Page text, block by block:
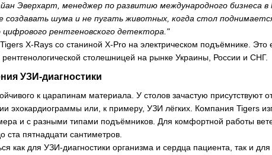
Эверхарт, менеджер по развитию международного бизнеса
шума и не пугать животных, когда стол
рентгеновского детектора."
X-Rays со станиной X-Pro на электрическом подъёмнике.
столешницей на рынке Украины, России и СНГ.
УЗИ-диагностики
к царапинам материала. У столов зачастую присутствуют
эхокардиограммы или, к примеру, УЗИ лёгких. Компания Tigers
и с разными типами подъёмников. Для комфортной работы
пятнадцати сантиметров.
как для УЗИ-диагностики организма и сердца пациента, так и